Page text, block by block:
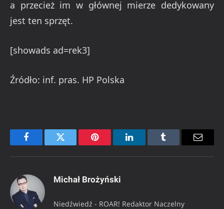
a przecież im w głównej mierze dedykowany
jest ten sprzęt.
[showads ad=rek3]
Źródło: inf. pras. HP Polska
FacebookTwitter Pinterest LinkedInTumblr Email
Michał Brożyński
Niedźwiedź - ROAR! Redaktor Naczelny